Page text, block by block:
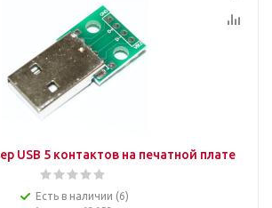
USB 5 контактов на печатной плате
Есть в наличии (6)